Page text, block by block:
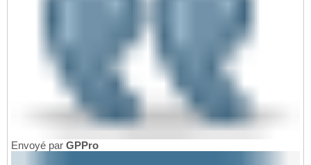
Envoyé par GPPro